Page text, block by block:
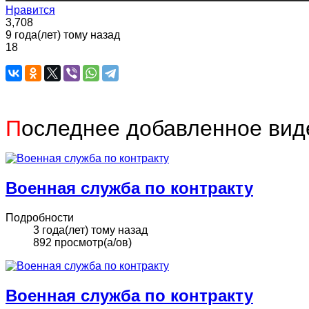
Нравится
3,708
9 года(лет) тому назад
18
Последнее добавленное
Военная служба по контракту
Подробности
3 года(лет) тому назад
892 просмотр(а/ов)
Военная служба по контракту